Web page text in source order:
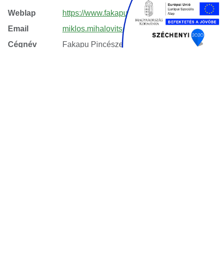
Weblap
https://www.fakapupince.hu
Email
miklos.mihalovits@fakapupince.hu
Cégnév
Fakapu Pincészet Kft.